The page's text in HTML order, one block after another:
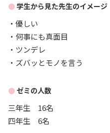
学生から見た先生のイメージ
・優しい
・何事にも真面目
・ツンデレ
・ズバッとモノを言う
ゼミの人数
三年生 16名
四年生 6名